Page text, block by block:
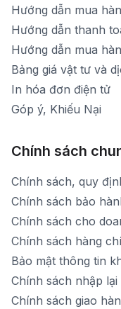
Hướng dẫn mua
Hướng dẫn thanh
Hướng dẫn mua
Bảng giá vật tư và
In hóa đơn điện tử
Góp ý, Khiếu Nại
Chính sách
Chính sách, quy
Chính sách bảo
Chính sách cho
Chính sách hàng
Bảo mật thông tin
Chính sách nhập
Chính sách giao